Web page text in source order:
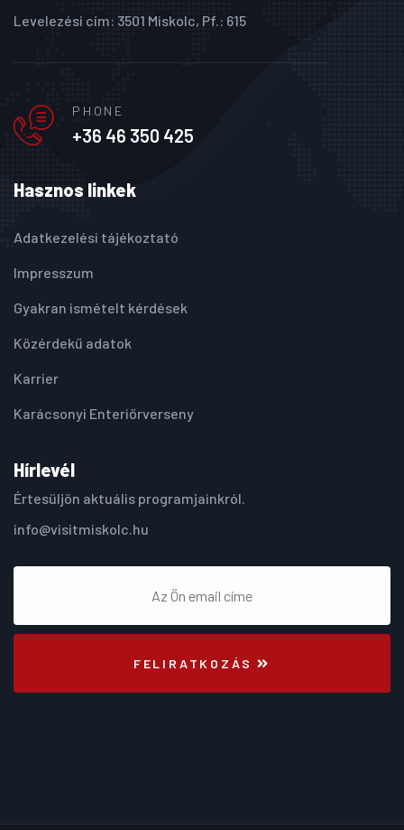
Levelezési cím: 3501 Miskolc, Pf.: 615
PHONE
+36 46 350 425
Hasznos linkek
Adatkezelési tájékoztató
Impresszum
Gyakran ismételt kérdések
Közérdekű adatok
Karrier
Karácsonyi Enteriőrverseny
Hírlevél
Értesüljön aktuális programjainkról.
info@visitmiskolc.hu
FELIRATKOZÁS